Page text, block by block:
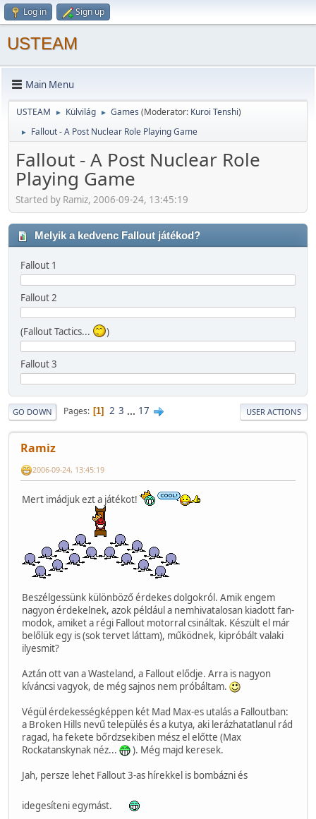
Log in Sign up
USTEAM
Main Menu
USTEAM ► Külvilág ► Games (Moderator: Kuroi Tenshi)
► Fallout - A Post Nuclear Role Playing Game
Fallout - A Post Nuclear Role
Playing Game
Started by Ramiz, 2006-09-24, 13:45:19
Melyik a kedvenc Fallout játékod?
Fallout 1
Fallout 2
(Fallout Tactics... )
Fallout 3
GO DOWN Pages 1 2 3 ... 17 USER ACTIONS
Ramiz
2006-09-24, 13:45:19
Mert imádjuk ezt a játékot!
Beszélgessünk különböző érdekes dolgokról. Amik engem
nagyon érdekelnek, azok például a nemhivatalosan kiadott fan-
modok, amiket a régi Fallout motorral csináltak. Készült el már
belőlük egy is (sok tervet láttam), működnek, kipróbált valaki
ilyesmit?
Aztán ott van a Wasteland, a Fallout elődje. Arra is nagyon
kíváncsi vagyok, de még sajnos nem próbáltam.
Végül érdekességképpen két Mad Max-es utalás a Falloutban:
a Broken Hills nevű település és a kutya, aki lerázhatatlanul rád
ragad, ha fekete bőrdzsekiben mész el előtte (Max
Rockatanskynak néz...
). Még majd keresek.
Jah, persze lehet Fallout 3-as hírekkel is bombázni és
idegesíteni egymást.